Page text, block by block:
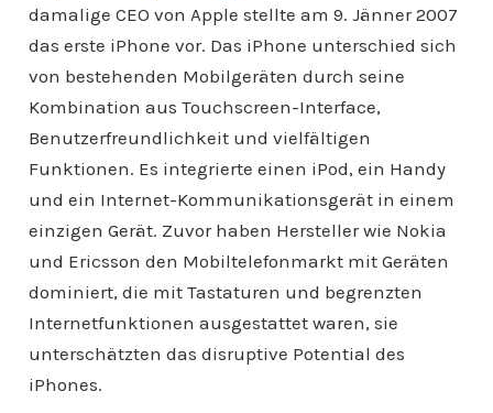
damalige CEO von Apple stellte am 9. Jänner 2007
das erste iPhone vor. Das iPhone unterschied sich
von bestehenden Mobilgeräten durch seine
Kombination aus Touchscreen-Interface,
Benutzerfreundlichkeit und vielfältigen
Funktionen. Es integrierte einen iPod, ein Handy
und ein Internet-Kommunikationsgerät in einem
einzigen Gerät. Zuvor haben Hersteller wie Nokia
und Ericsson den Mobiltelefonmarkt mit Geräten
dominiert, die mit Tastaturen und begrenzten
Internetfunktionen ausgestattet waren, sie
unterschätzten das disruptive Potential des
iPhones.